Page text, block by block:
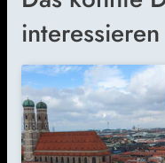
interessieren